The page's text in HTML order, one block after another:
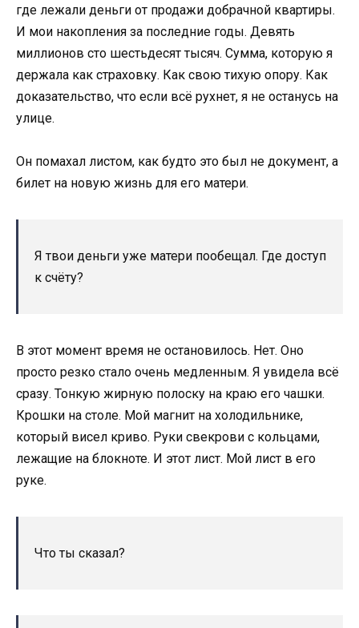
где лежали деньги от продажи добрачной квартиры.
И мои накопления за последние годы. Девять
миллионов сто шестьдесят тысяч. Сумма, которую я
держала как страховку. Как свою тихую опору. Как
доказательство, что если всё рухнет, я не останусь на
улице.
Он помахал листом, как будто это был не документ, а
билет на новую жизнь для его матери.
Я твои деньги уже матери пообещал. Где доступ
к счёту?
В этот момент время не остановилось. Нет. Оно
просто резко стало очень медленным. Я увидела всё
сразу. Тонкую жирную полоску на краю его чашки.
Крошки на столе. Мой магнит на холодильнике,
который висел криво. Руки свекрови с кольцами,
лежащие на блокноте. И этот лист. Мой лист в его
руке.
Что ты сказал?